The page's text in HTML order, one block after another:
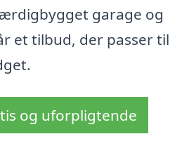
garage og
et tilbud, der passer til
og uforpligtende